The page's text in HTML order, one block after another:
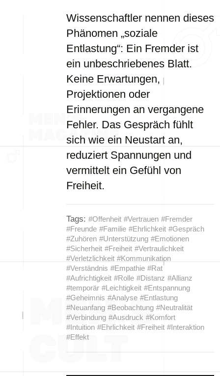
Wissenschaftler nennen dieses
Phänomen „soziale
Entlastung“: Ein Fremder ist
ein unbeschriebenes Blatt.
Keine Erwartungen,
Projektionen oder
Erinnerungen an vergangene
Fehler. Das Gespräch fühlt
sich wie ein Neustart an,
reduziert Spannungen und
vermittelt ein Gefühl von
Freiheit.
Tags: #Offenheit #Vertrauen #Fremder
#Freunde #Familie #Ehrlichkeit #Gespräch
#Zuhören #Unterstützung #Emotionen
#Sicherheit #Freiheit #Vertraulichkeit
#Verletzlichkeit #Kommunikation
#Verständnis #Empathie #Rat
#Aufrichtigkeit #Rolle #Distanz #Allianz
#temporär #Leichtigkeit #Entspannung
#Geheimnis #Analyse #Entlastung
#Neuanfang #Beobachtung #Neutralität
#Verbindung #Ausdruck #Komfort
#Intuition #Ehrlichkeit #Freiheit #Interaktion
#Effekt